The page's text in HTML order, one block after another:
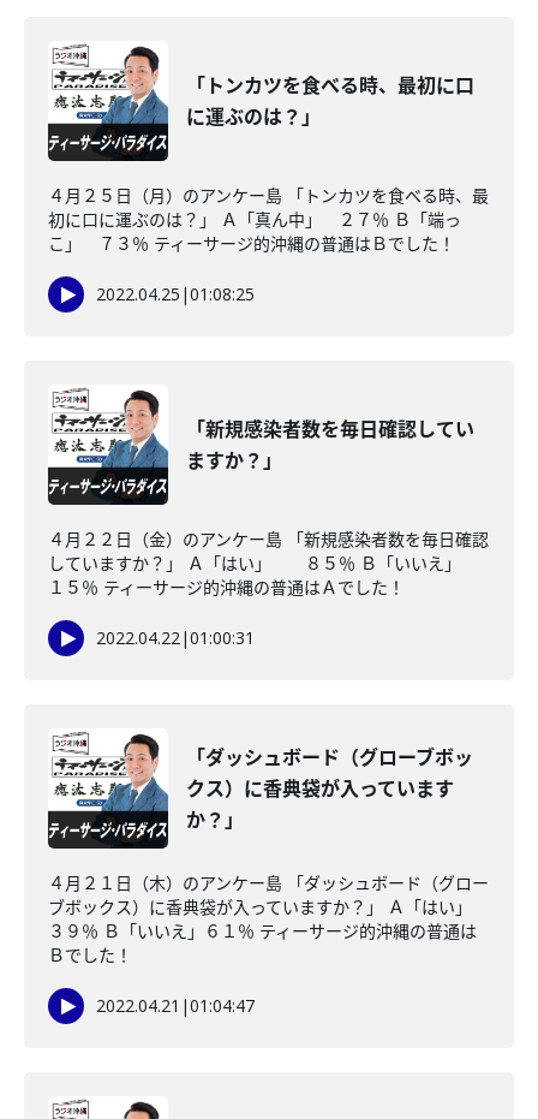
「トンカツを食べる時、最初に口
に運ぶのは？」
４月２５日（月）のアンケー島 「トンカツを食べる時、最
初に口に運ぶのは？」 Ａ「真ん中」 ２７％ Ｂ「端っ
こ」 ７３％ ティーサージ的沖縄の普通はＢでした！
2022.04.25 |01:08:25
「新規感染者数を毎日確認してい
ますか？」
４月２２日（金）のアンケー島 「新規感染者数を毎日確認
していますか？」 Ａ「はい」 ８５％ Ｂ「いいえ」
１５％ ティーサージ的沖縄の普通はＡでした！
2022.04.22|01:00:31
「ダッシュボード（グローブボッ
クス）に香典袋が入っています
か？」
４月２１日（木）のアンケー島 「ダッシュボード（グロー
ブボックス）に香典袋が入っていますか？」 Ａ「はい」
３９％ Ｂ「いいえ」６１％ ティーサージ的沖縄の普通は
Ｂでした！
2022.04.21 |01:04:47